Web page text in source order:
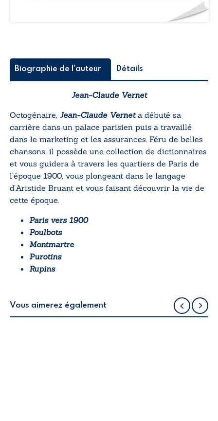
Biographie de l'auteur Détails
Jean-Claude Vernet
Octogénaire, Jean-Claude Verneta débuté sa
carrière dans un palace parisien puis a travaillé
dans le marketing et les assurances. Féru de belles
chansons, il possède une collection de dictionnaires
et vous guidera à travers les quartiers de Paris de
l’époque 1900, vous plongeant dans le langage
d’Aristide Bruant et vous faisant découvrir la vie de
cette époque.
Paris vers 1900
Poulbots
Montmartre
Purotins
Rupins
Vous aimerez également